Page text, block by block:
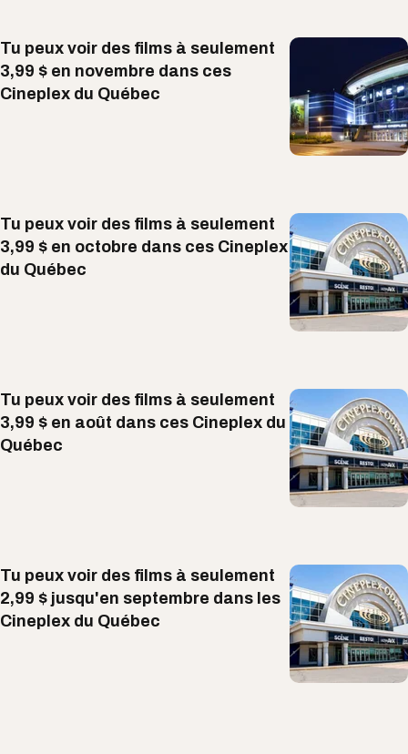
Tu peux voir des films à seulement
3,99 $ en novembre dans ces
Cineplex du Québec
Tu peux voir des films à seulement
3,99 $ en octobre dans ces Cineplex
du Québec
Tu peux voir des films à seulement
3,99 $ en août dans ces Cineplex du
Québec
Tu peux voir des films à seulement
2,99 $ jusqu'en septembre dans les
Cineplex du Québec